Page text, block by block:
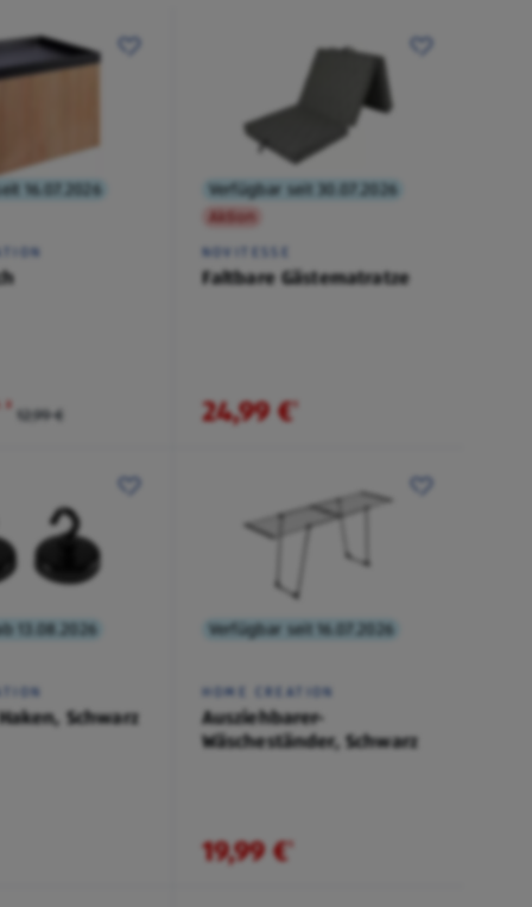
16.07.2026
² 12,99 €
Verfügbar seit 30.07.2026
Aktion
NOVITESSE
​​​​​​​Faltbare Gästematratze
24,99 €¹
13.08.2026
Schwarz
Verfügbar seit 16.07.2026
HOME CREATION
Ausziehbarer-
Wäscheständer, Schwarz
19,99 €¹